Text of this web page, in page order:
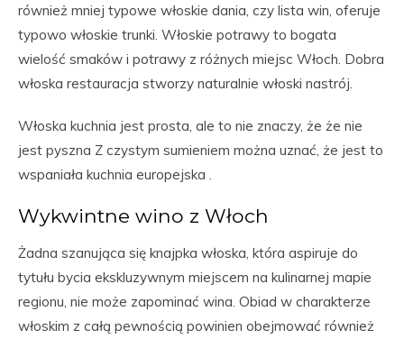
również mniej typowe włoskie dania, czy lista win, oferuje
typowo włoskie trunki. Włoskie potrawy to bogata
wielość smaków i potrawy z różnych miejsc Włoch. Dobra
włoska restauracja stworzy naturalnie włoski nastrój.
Włoska kuchnia jest prosta, ale to nie znaczy, że że nie
jest pyszna Z czystym sumieniem można uznać, że jest to
wspaniała kuchnia europejska .
Wykwintne wino z Włoch
Żadna szanująca się knajpka włoska, która aspiruje do
tytułu bycia ekskluzywnym miejscem na kulinarnej mapie
regionu, nie może zapominać wina. Obiad w charakterze
włoskim z całą pewnością powinien obejmować również